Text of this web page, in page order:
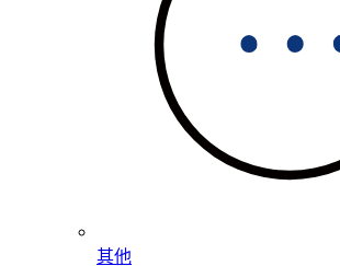
其他